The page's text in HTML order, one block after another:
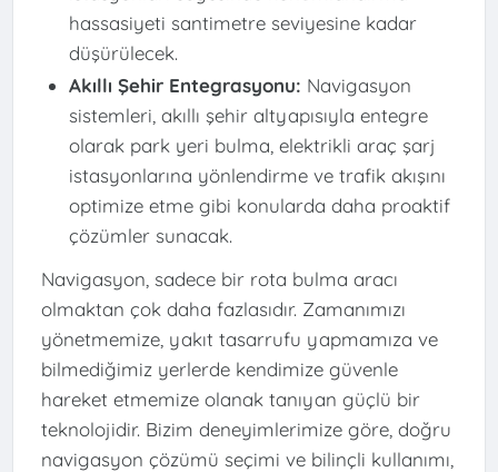
hassasiyeti santimetre seviyesine kadar
düşürülecek.
Akıllı Şehir Entegrasyonu: Navigasyon
sistemleri, akıllı şehir altyapısıyla entegre
olarak park yeri bulma, elektrikli araç şarj
istasyonlarına yönlendirme ve trafik akışını
optimize etme gibi konularda daha proaktif
çözümler sunacak.
Navigasyon, sadece bir rota bulma aracı
olmaktan çok daha fazlasıdır. Zamanımızı
yönetmemize, yakıt tasarrufu yapmamıza ve
bilmediğimiz yerlerde kendimize güvenle
hareket etmemize olanak tanıyan güçlü bir
teknolojidir. Bizim deneyimlerimize göre, doğru
navigasyon çözümü seçimi ve bilinçli kullanımı,